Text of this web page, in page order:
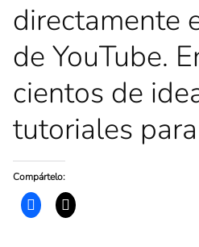
directamente
de YouTube.
cientos de
tutoriales
Compártelo:
H
a
H
a